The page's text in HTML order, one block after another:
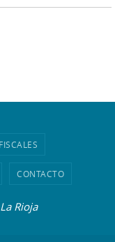
CONTACTO
Rioja